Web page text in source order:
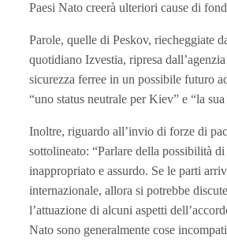
Paesi Nato creerà ulteriori cause di
Parole, quelle di Peskov, riecheggiate
quotidiano Izvestia, ripresa
sicurezza ferree in un possibile futuro
“uno status neutrale per Kiev” e “la
Inoltre, riguardo all’invio di forze di
sottolineato: “Parlare della possibilità
inappropriato e assurdo. Se le parti
internazionale, allora si potrebbe
l’attuazione di alcuni aspetti
Nato sono generalmente cose